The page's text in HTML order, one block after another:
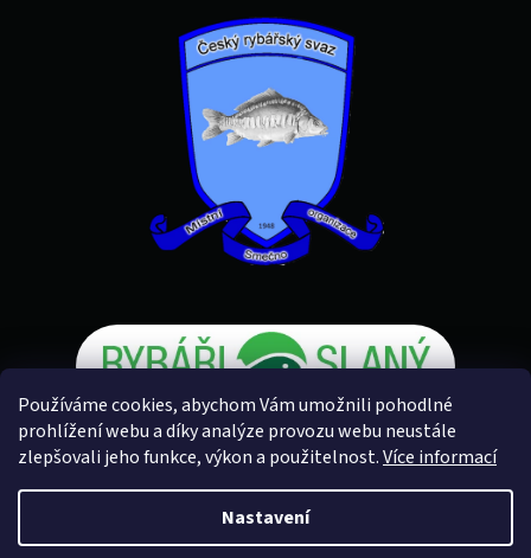
Používáme cookies, abychom Vám umožnili pohodlné
prohlížení webu a díky analýze provozu webu neustále
zlepšovali jeho funkce, výkon a použitelnost.Více informací
Nastavení